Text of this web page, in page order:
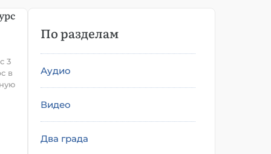
3
в
По разделам
Аудио
Видео
Два града